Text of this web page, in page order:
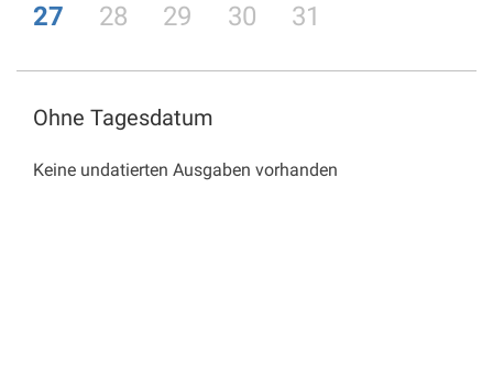
27 28 29 30 31
Ohne Tagesdatum
Keine undatierten Ausgaben vorhanden